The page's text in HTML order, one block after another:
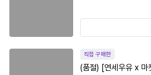
직접 구매한
(품절) [연세우유 x